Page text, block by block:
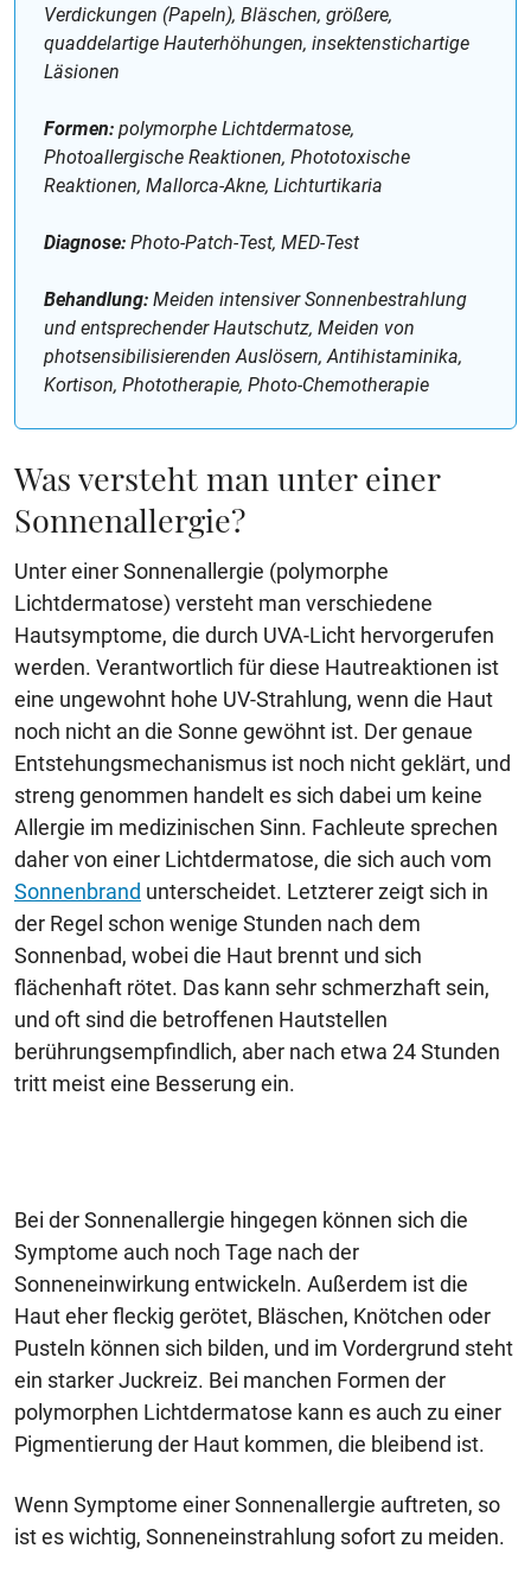
Verdickungen (Papeln), Bläschen, größere,
quaddelartige Hauterhöhungen, insektenstichartige
Läsionen
Formen: polymorphe Lichtdermatose,
Photoallergische Reaktionen, Phototoxische
Reaktionen, Mallorca-Akne, Lichturtikaria
Diagnose: Photo-Patch-Test, MED-Test
Behandlung: Meiden intensiver Sonnenbestrahlung
und entsprechender Hautschutz, Meiden von
photsensibilisierenden Auslösern, Antihistaminika,
Kortison, Phototherapie, Photo-Chemotherapie
Was versteht man unter einer
Sonnenallergie?
Unter einer Sonnenallergie (polymorphe
Lichtdermatose) versteht man verschiedene
Hautsymptome, die durch UVA-Licht hervorgerufen
werden. Verantwortlich für diese Hautreaktionen ist
eine ungewohnt hohe UV-Strahlung, wenn die Haut
noch nicht an die Sonne gewöhnt ist. Der genaue
Entstehungsmechanismus ist noch nicht geklärt, und
streng genommen handelt es sich dabei um keine
Allergie im medizinischen Sinn. Fachleute sprechen
daher von einer Lichtdermatose, die sich auch vom
Sonnenbrand unterscheidet. Letzterer zeigt sich in
der Regel schon wenige Stunden nach dem
Sonnenbad, wobei die Haut brennt und sich
flächenhaft rötet. Das kann sehr schmerzhaft sein,
und oft sind die betroffenen Hautstellen
berührungsempfindlich, aber nach etwa 24 Stunden
tritt meist eine Besserung ein.
Bei der Sonnenallergie hingegen können sich die
Symptome auch noch Tage nach der
Sonneneinwirkung entwickeln. Außerdem ist die
Haut eher fleckig gerötet, Bläschen, Knötchen oder
Pusteln können sich bilden, und im Vordergrund steht
ein starker Juckreiz. Bei manchen Formen der
polymorphen Lichtdermatose kann es auch zu einer
Pigmentierung der Haut kommen, die bleibend ist.
Wenn Symptome einer Sonnenallergie auftreten, so
ist es wichtig, Sonneneinstrahlung sofort zu meiden.